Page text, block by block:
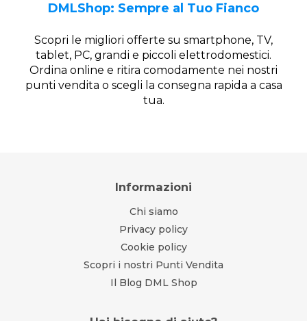
DMLShop: Sempre al Tuo Fianco
Scopri le migliori offerte su smartphone, TV,
tablet, PC, grandi e piccoli elettrodomestici.
Ordina online e ritira comodamente nei nostri
punti vendita o scegli la consegna rapida a casa
tua.
Informazioni
Chi siamo
Privacy policy
Cookie policy
Scopri i nostri Punti Vendita
Il Blog DML Shop